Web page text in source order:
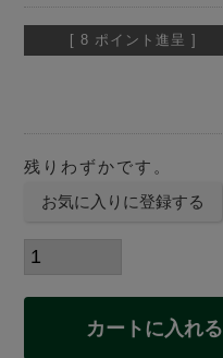
[ 8 ポイント進呈 ]
残りわずかです。
お気に入りに登録する
カートに入れる